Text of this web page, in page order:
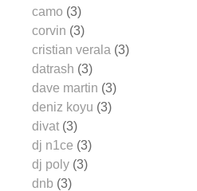
camo (3)
corvin (3)
cristian verala (3)
datrash (3)
dave martin (3)
deniz koyu (3)
divat (3)
dj n1ce (3)
dj poly (3)
dnb (3)